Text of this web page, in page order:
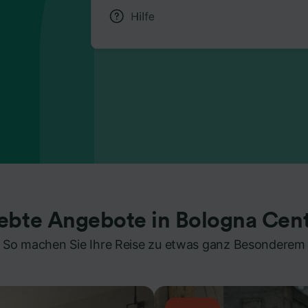
Angebote in Bologna
So machen Sie Ihre Reise zu etwas ganz Besonderem